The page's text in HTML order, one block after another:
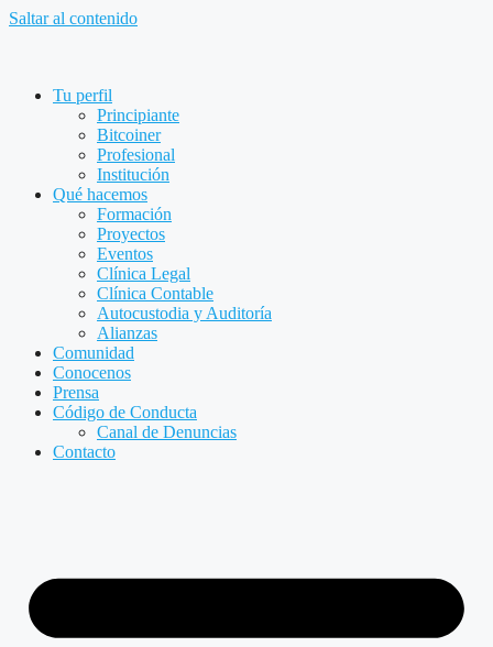
Saltar al contenido
Tu perfil
Principiante
Bitcoiner
Profesional
Institución
Qué hacemos
Formación
Proyectos
Eventos
Clínica Legal
Clínica Contable
Autocustodia y Auditoría
Alianzas
Comunidad
Conocenos
Prensa
Código de Conducta
Canal de Denuncias
Contacto